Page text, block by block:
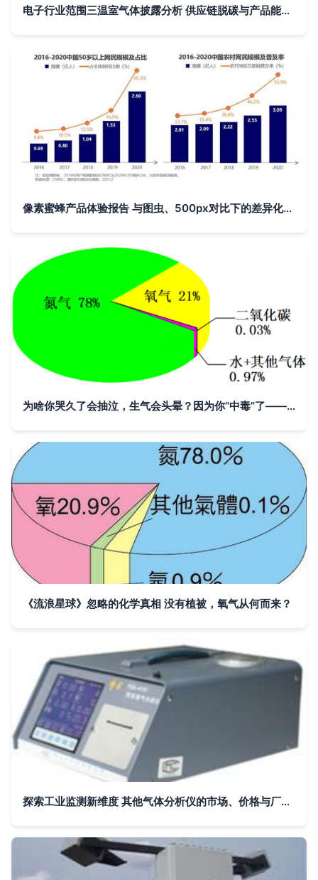
电子行业范围三温室气体披露分析 供应链脱碳与产品能效提升是关键
像素蜜蜂产品体验报告 与图虫、500px对比下的差异化竞争力分析
为啥你哭久了会抽泣，生气会头晕？因为你“中毒”了——有毒气体分析
《流浪星球》忽略的化学真相 没有植被，氧气从何而来？
探索工业监测新维度 其他气体分析仪的市场、价格与厂家选择